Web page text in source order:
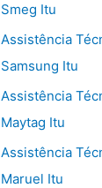
Smeg Itu
Assistência
Samsung Itu
Assistência
Maytag Itu
Assistência
Maruel Itu